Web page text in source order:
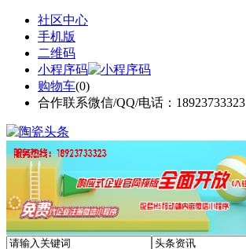
社区中心
手机版
二维码
小程序码
购物车(0)
合作联系微信/QQ/电话：18923733323